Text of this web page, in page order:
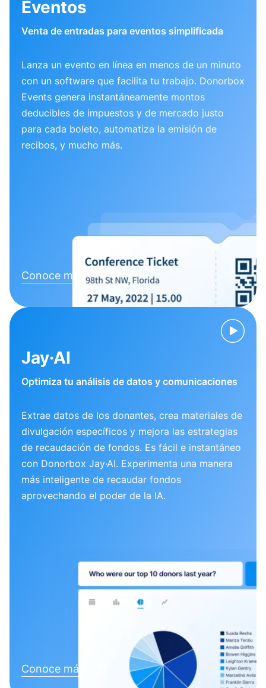
Eventos
Venta de entradas para eventos simplificada
Lanza un evento en línea en menos de un minuto
con un software que facilita tu trabajo. Donorbox
Events genera instantáneamente montos
deducibles de impuestos y de mercado justo
para cada boleto, automatiza la emisión de
recibos, y mucho más.
Conoce más
Jay·AI
Optimiza tu análisis de datos y comunicaciones
Extrae datos de los donantes, crea materiales de
divulgación específicos y mejora las estrategias
de recaudación de fondos. Es fácil e instantáneo
con Donorbox Jay·AI. Experimenta una manera
más inteligente de recaudar fondos
aprovechando el poder de la IA.
Conoce más